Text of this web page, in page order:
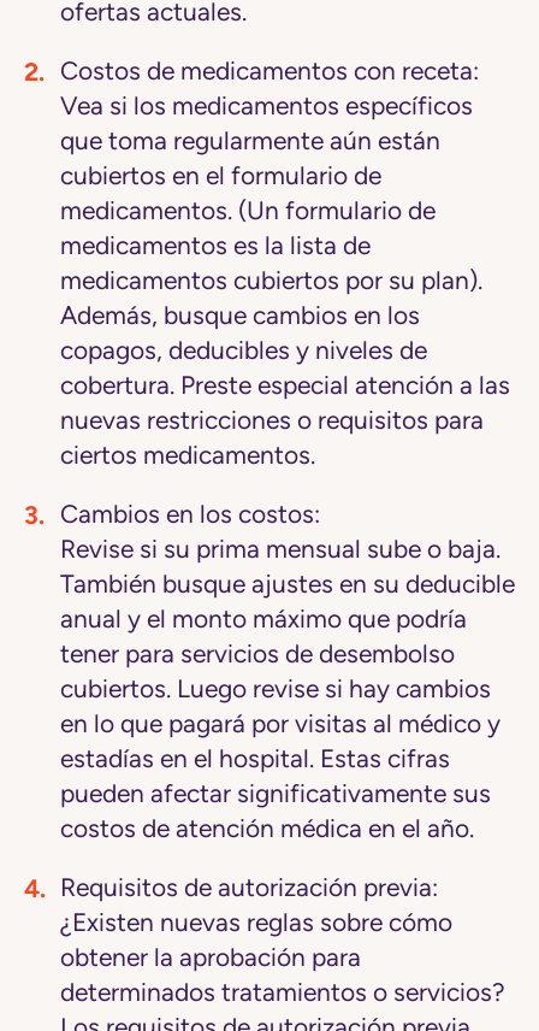
ofertas actuales.
Costos de medicamentos con receta:
Vea si los medicamentos específicos
que toma regularmente aún están
cubiertos en el formulario de
medicamentos. (Un formulario de
medicamentos es la lista de
medicamentos cubiertos por su plan).
Además, busque cambios en los
copagos, deducibles y niveles de
cobertura. Preste especial atención a las
nuevas restricciones o requisitos para
ciertos medicamentos.
Cambios en los costos:
Revise si su prima mensual sube o baja.
También busque ajustes en su deducible
anual y el monto máximo que podría
tener para servicios de desembolso
cubiertos. Luego revise si hay cambios
en lo que pagará por visitas al médico y
estadías en el hospital. Estas cifras
pueden afectar significativamente sus
costos de atención médica en el año.
Requisitos de autorización previa:
¿Existen nuevas reglas sobre cómo
obtener la aprobación para
determinados tratamientos o servicios?